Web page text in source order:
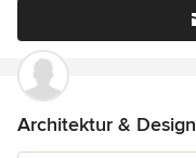
Architektur &